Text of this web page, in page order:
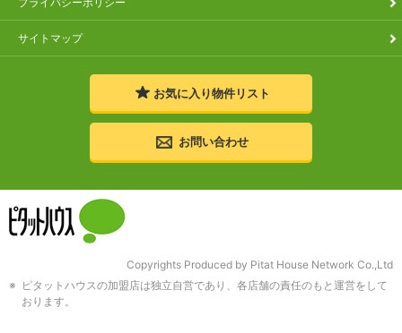
サイトマップ
お気に入り物件リスト
お問い合わせ
Copyrights Produced by Pitat House Network Co.,Ltd
ピタットハウスの加盟店は独立自営であり、各店舗の責任のもと運営をして
おります。